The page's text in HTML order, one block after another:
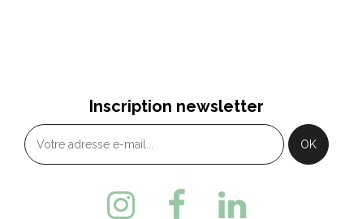
du Val Saugeais - 25650
(0)3 81 38 10 32
6, Place Xavier Authier
METABIEF
+ 33 (0)3 81 49 13 81
Inscription newsletter